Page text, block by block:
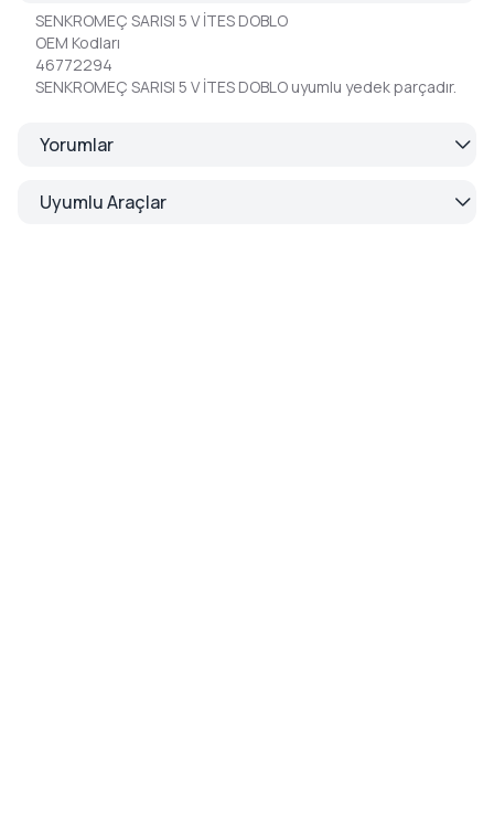
SENKROMEÇ SARISI 5 V İTES DOBLO
OEM Kodları
46772294
SENKROMEÇ SARISI 5 V İTES DOBLO uyumlu yedek parçadır.
Yorumlar
Uyumlu Araçlar